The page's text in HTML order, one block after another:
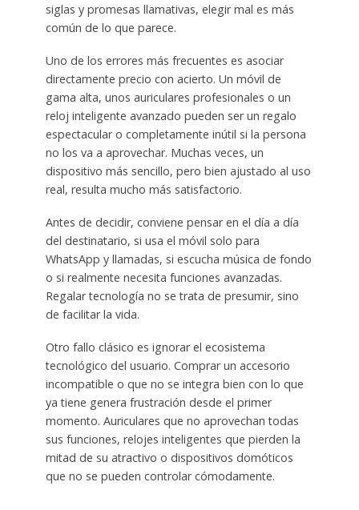
siglas y promesas llamativas, elegir mal es más
común de lo que parece.
Uno de los errores más frecuentes es asociar
directamente precio con acierto. Un móvil de
gama alta, unos auriculares profesionales o un
reloj inteligente avanzado pueden ser un regalo
espectacular o completamente inútil si la persona
no los va a aprovechar. Muchas veces, un
dispositivo más sencillo, pero bien ajustado al uso
real, resulta mucho más satisfactorio.
Antes de decidir, conviene pensar en el día a día
del destinatario, si usa el móvil solo para
WhatsApp y llamadas, si escucha música de fondo
o si realmente necesita funciones avanzadas.
Regalar tecnología no se trata de presumir, sino
de facilitar la vida.
Otro fallo clásico es ignorar el ecosistema
tecnológico del usuario. Comprar un accesorio
incompatible o que no se integra bien con lo que
ya tiene genera frustración desde el primer
momento. Auriculares que no aprovechan todas
sus funciones, relojes inteligentes que pierden la
mitad de su atractivo o dispositivos domóticos
que no se pueden controlar cómodamente.